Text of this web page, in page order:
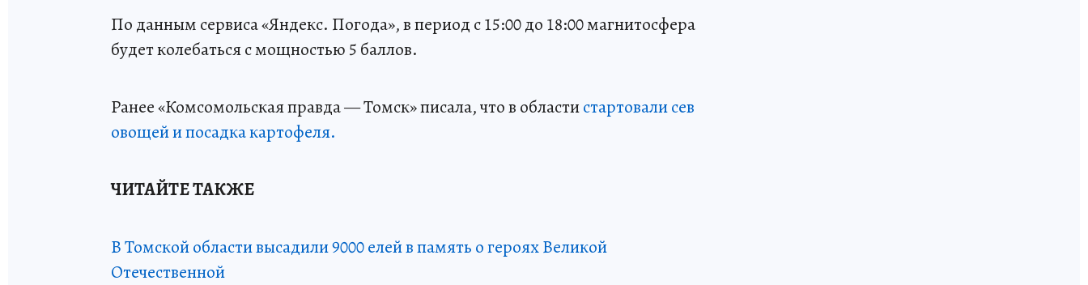
По данным сервиса «Яндекс. Погода», в период с 15:00 до 18:00 магнитосфера
будет колебаться с мощностью 5 баллов.
Ранее «Комсомольская правда — Томск» писала, что в областистартовали сев
овощей и посадка картофеля.
ЧИТАЙТЕ ТАКЖЕ
В Томской области высадили 9000 елей в память о героях Великой
Отечественной